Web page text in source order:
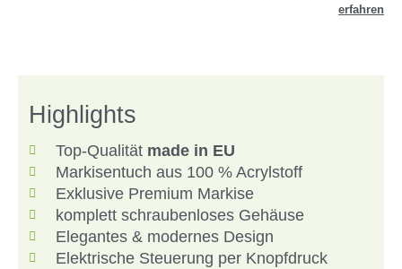
erfahren
Highlights
Top-Qualität made in EU
Markisentuch aus 100 % Acrylstoff
Exklusive Premium Markise
komplett schraubenloses Gehäuse
Elegantes & modernes Design
Elektrische Steuerung per Knopfdruck